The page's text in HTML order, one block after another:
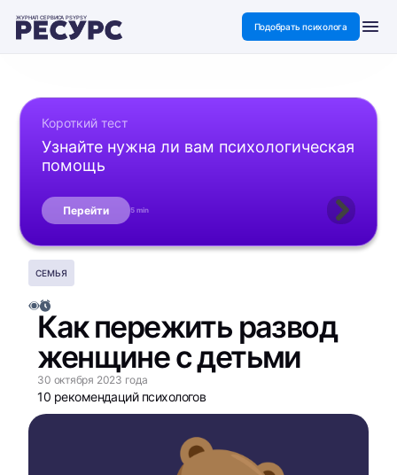
ЖУРНАЛ СЕРВИСА PSYPSY
Подобрать психолога
Короткий тест
Узнайте нужна ли вам психологическая
помощь
Перейти 5 min
СЕМЬЯ
Как пережить развод
женщине с детьми​
30 октября 2023 года
10 рекомендаций психологов